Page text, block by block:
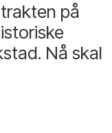
på
Nå skal